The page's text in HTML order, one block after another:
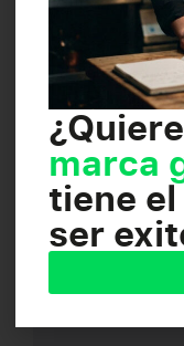
flexible y
tu ritmo.
más a tu
marca
tiene
ser